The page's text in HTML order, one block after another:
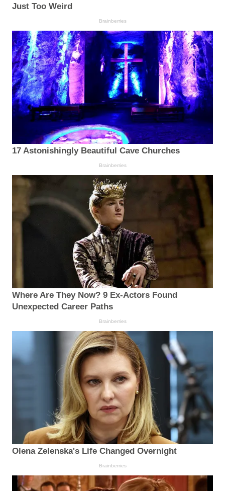
Just Too Weird
Brainberries
17 Astonishingly Beautiful Cave Churches
Brainberries
Where Are They Now? 9 Ex-Actors Found
Unexpected Career Paths
Brainberries
Olena Zelenska's Life Changed Overnight
Brainberries